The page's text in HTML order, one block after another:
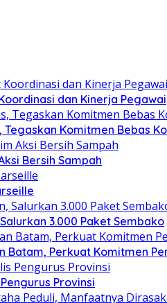
dan Kinerja Pegawai
Komitmen Bebas
Bersih Sampah
3.000 Paket Sembako
Batam, Perkuat Komitmen
Provinsi